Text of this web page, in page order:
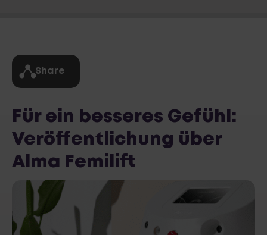
Share
Für ein besseres Gefühl:
Veröffentlichung über
Alma Femilift